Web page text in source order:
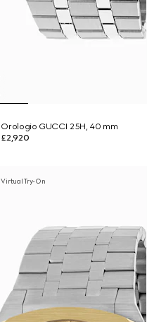
Orologio GUCCI 25H, 40 mm
£2,920
Virtual Try-On